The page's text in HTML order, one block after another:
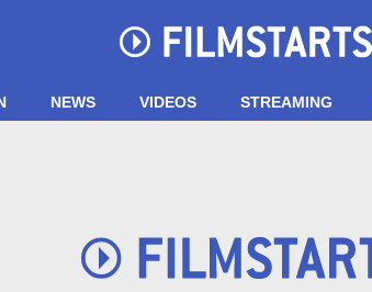
NEWS VIDEOS STREAMING